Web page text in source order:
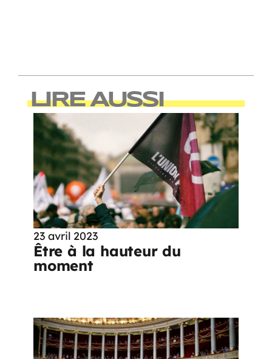
LIRE AUSSI
23 avril 2023
Être à la hauteur du
moment